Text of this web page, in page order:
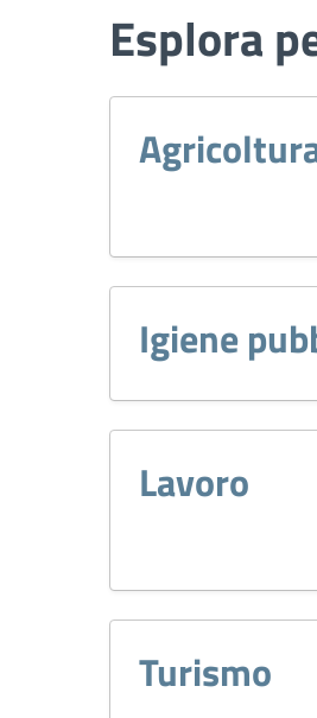
Esplora
Igiene
Lavoro
Turismo